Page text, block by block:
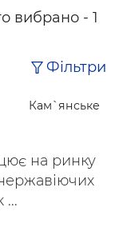
вибрано - 1
Фільтри
Кам`янське
на ринку
...